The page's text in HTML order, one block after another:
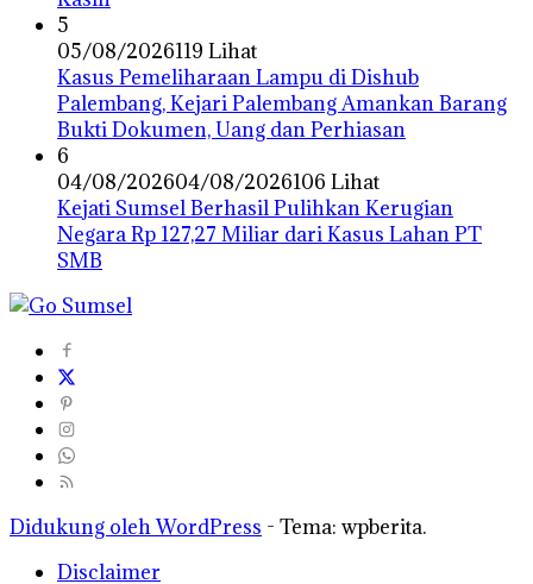
5
05/08/2026119 Lihat
Kasus Pemeliharaan Lampu di Dishub
Palembang, Kejari Palembang Amankan Barang
Bukti Dokumen, Uang dan Perhiasan
6
04/08/202604/08/2026106 Lihat
Kejati Sumsel Berhasil Pulihkan Kerugian
Negara Rp 127,27 Miliar dari Kasus Lahan PT
SMB
Didukung oleh WordPress - Tema: wpberita.
Disclaimer